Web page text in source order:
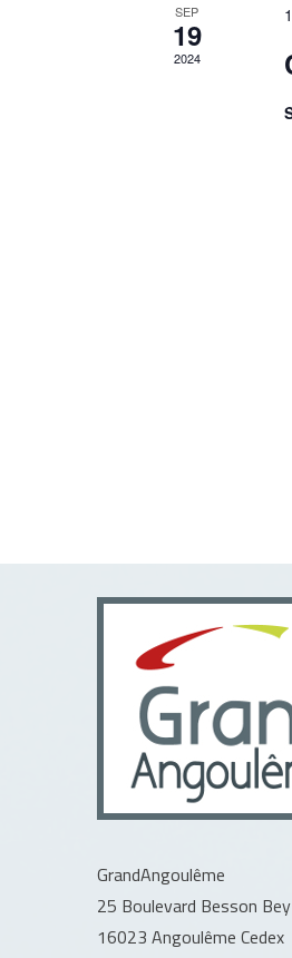
SEP
19
2024
GrandAngoulême
25 Boulevard Besson Bey
16023 Angoulême Cedex